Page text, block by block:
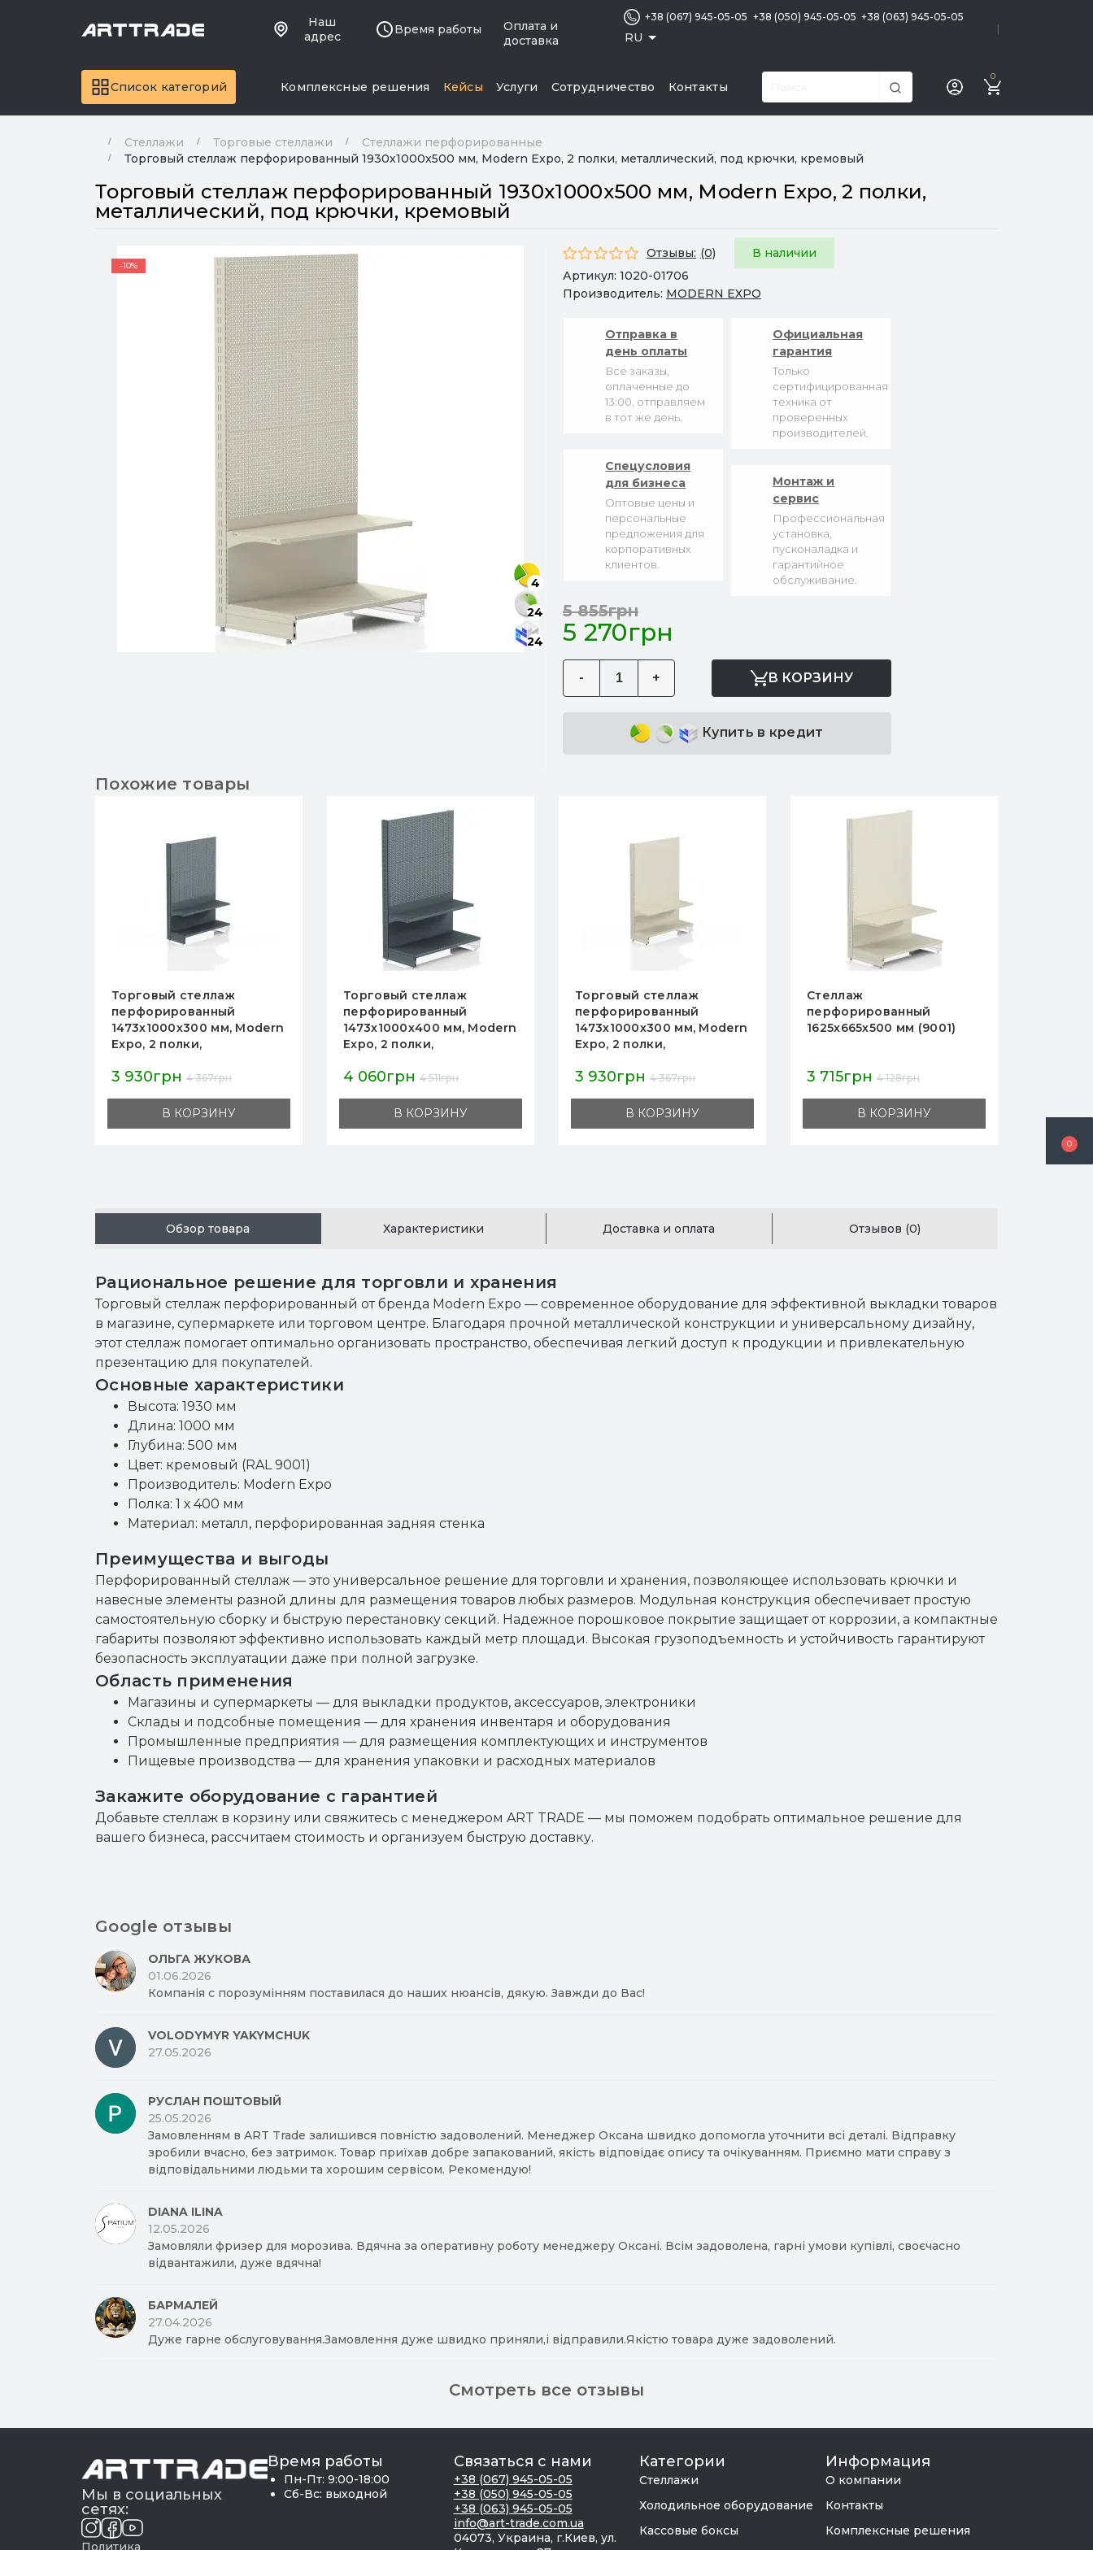
0
Наш
адрес
Время работы
Оплата и
доставка
RU
+38 (067) 945-05-05 +38 (050) 945-05-05 +38 (063) 945-05-05
Список категорий Комплексные решения Кейсы Услуги Сотрудничество Контакты
0
Стеллажи Торговые стеллажи
Стеллажи перфорированные
Торговый стеллаж перфорированный 1930х1000х500 мм, Modern Expo, 2 полки, металлический, под крючки, кремовый
Торговый стеллаж перфорированный 1930х1000х500 мм, Modern Expo, 2 полки,
металлический, под крючки, кремовый
-10%
4
24
24
Отзывы: (0)
В наличии
Артикул: 1020-01706
Производитель: MODERN EXPO
Отправка в
день оплаты
Все заказы,
оплаченные до
13:00, отправляем
в тот же день.
Официальная
гарантия
Только
сертифицированная
техника от
проверенных
производителей.
Спецусловия
для бизнеса
Оптовые цены и
персональные
предложения для
корпоративных
клиентов.
Монтаж и
сервис
Профессиональная
установка,
пусконаладка и
гарантийное
обслуживание.
5 270грн
5 855грн
- + В КОРЗИНУ
Купить в кредит
Похожие товары
Торговый стеллаж
перфорированный
1473х1000х300 мм, Modern
Expo, 2 полки,
крючками, антрацит
3 930грн 4 367грн
В КОРЗИНУ
Торговый стеллаж
перфорированный
1473х1000х400 мм, Modern
Expo, 2 полки,
крючками, антрацит
4 060грн 4 511грн
В КОРЗИНУ
Торговый стеллаж
перфорированный
1473х1000х300 мм, Modern
Expo, 2 полки,
крючками, кремовый
3 930грн 4 367грн
В КОРЗИНУ
Стеллаж
перфорированный
1625х665х500 мм (9001)
3 715грн 4 128грн
В КОРЗИНУ
Обзор товара Характеристики Доставка и оплата Отзывов (0)
Рациональное решение для торговли и хранения
Торговый стеллаж перфорированный от бренда Modern Expo — современное оборудование для эффективной выкладки товаров
в магазине, супермаркете или торговом центре. Благодаря прочной металлической конструкции и универсальному дизайну,
этот стеллаж помогает оптимально организовать пространство, обеспечивая легкий доступ к продукции и привлекательную
презентацию для покупателей.
Основные характеристики
Высота: 1930 мм
Длина: 1000 мм
Глубина: 500 мм
Цвет: кремовый (RAL 9001)
Производитель: Modern Expo
Полка: 1 х 400 мм
Материал: металл, перфорированная задняя стенка
Преимущества и выгоды
Перфорированный стеллаж — это универсальное решение для торговли и хранения, позволяющее использовать крючки и
навесные элементы разной длины для размещения товаров любых размеров. Модульная конструкция обеспечивает простую
самостоятельную сборку и быструю перестановку секций. Надежное порошковое покрытие защищает от коррозии, а компактные
габариты позволяют эффективно использовать каждый метр площади. Высокая грузоподъемность и устойчивость гарантируют
безопасность эксплуатации даже при полной загрузке.
Область применения
Магазины и супермаркеты — для выкладки продуктов, аксессуаров, электроники
Склады и подсобные помещения — для хранения инвентаря и оборудования
Промышленные предприятия — для размещения комплектующих и инструментов
Пищевые производства — для хранения упаковки и расходных материалов
Закажите оборудование с гарантией
Добавьте стеллаж в корзину или свяжитесь с менеджером ART TRADE — мы поможем подобрать оптимальное решение для
вашего бизнеса, рассчитаем стоимость и организуем быструю доставку.
Google отзывы
ОЛЬГА ЖУКОВА
01.06.2026
Компанія с порозумінням поставилася до наших нюансів, дякую. Завжди до Вас!
VOLODYMYR YAKYMCHUK
27.05.2026
РУСЛАН ПОШТОВЫЙ
25.05.2026
Замовленням в ART Trade залишився повністю задоволений. Менеджер Оксана швидко допомогла уточнити всі деталі. Відправку
зробили вчасно, без затримок. Товар приїхав добре запакований, якість відповідає опису та очікуванням. Приємно мати справу з
відповідальними людьми та хорошим сервісом. Рекомендую!
DIANA ILINA
12.05.2026
Замовляли фризер для морозива. Вдячна за оперативну роботу менеджеру Оксані. Всім задоволена, гарні умови купівлі, своєчасно
відвантажили, дуже вдячна!
БАРМАЛЕЙ
27.04.2026
Дуже гарне обслуговування.Замовлення дуже швидко приняли,і відправили.Якістю товара дуже задоволений.
Смотреть все отзывы
Мы в социальных
сетях:
Политика
Время работы
Пн-Пт: 9:00-18:00
Сб-Вс: выходной
Связаться с нами
+38 (067) 945-05-05
+38 (050) 945-05-05
+38 (063) 945-05-05
info@art-trade.com.ua
04073, Украина, г.Киев, ул.
Категории
Стеллажи
Холодильное оборудование
Кассовые боксы
Информация
О компании
Контакты
Комплексные решения